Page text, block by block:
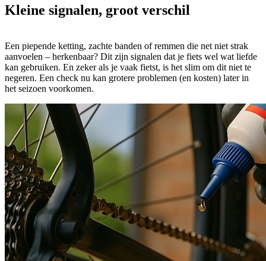
Kleine signalen, groot verschil
Een piepende ketting, zachte banden of remmen die net niet strak
aanvoelen – herkenbaar? Dit zijn signalen dat je fiets wel wat liefde
kan gebruiken. En zeker als je vaak fietst, is het slim om dit niet te
negeren. Een check nu kan grotere problemen (en kosten) later in
het seizoen voorkomen.